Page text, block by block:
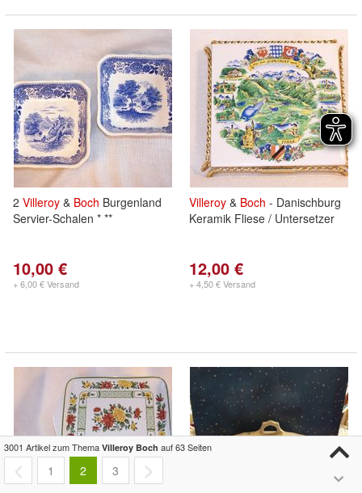
2 Villeroy & Boch Burgenland
Servier-Schalen * **
10,00 €
+ 6,00 € Versand
Villeroy & Boch - Danischburg
Keramik Fliese / Untersetzer
12,00 €
+ 4,50 € Versand
3001 Artikel zum Thema Villeroy Boch auf 63 Seiten
1 2 3